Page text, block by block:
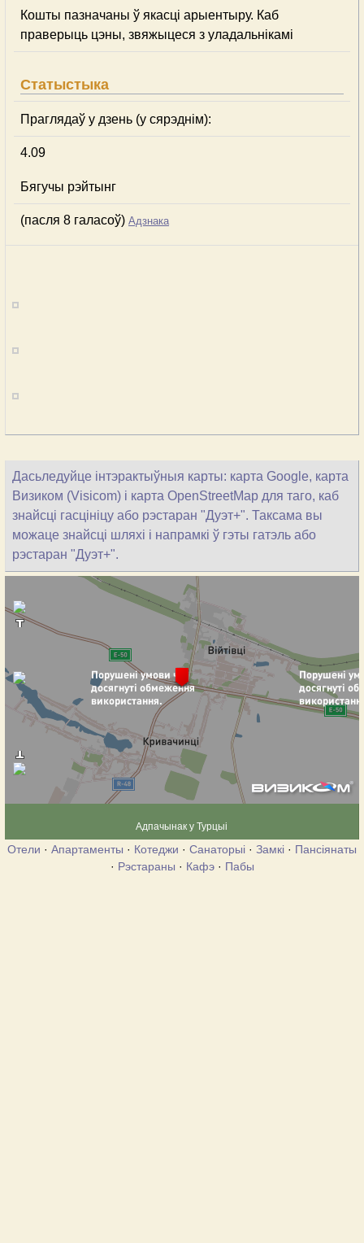
Кошты пазначаны ў якасці арыентыру. Каб
праверыць цэны, звяжыцеся з уладальнікамі
Статыстыка
Праглядаў у дзень (у сярэднім):
4.09
Бягучы рэйтынг
(пасля 8 галасоў) Адзнака
Дасьледуйце інтэрактыўныя карты: карта Google, карта
Визиком (Visicom) і карта OpenStreetMap для таго, каб
знайсці гасцініцу або рэстаран "Дуэт+". Таксама вы
можаце знайсці шляхі і напрамкі ў гэты гатэль або
рэстаран "Дуэт+".
Адпачынак у Турцыі
Отели · Апартаменты · Котеджи · Санаторыі · Замкі · Пансіянаты
· Рэстараны · Кафэ· Пабы